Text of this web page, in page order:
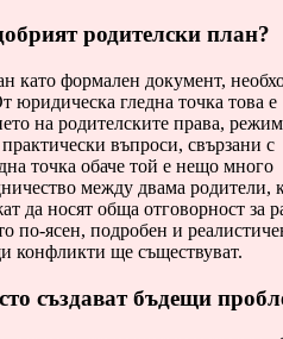
родителски план?
като формален документ,
юридическа гледна точка това е
на родителските права,
въпроси, свързани с
точка обаче той е нещо много
между двама родители,
да носят обща отговорност за
по-ясен, подробен и
конфликти ще съществуват.
създават бъдещи